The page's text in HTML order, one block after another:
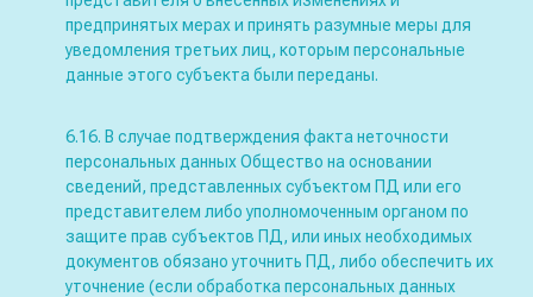
предпринятых мерах и принять разумные меры для
уведомления третьих лиц, которым персональные
данные этого субъекта были переданы.
6.16. В случае подтверждения факта неточности
персональных данных Общество на основании
сведений, представленных субъектом ПД или его
представителем либо уполномоченным органом по
защите прав субъектов ПД, или иных необходимых
документов обязано уточнить ПД, либо обеспечить их
уточнение (если обработка персональных данных